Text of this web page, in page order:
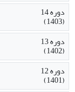
دوره 14
(1403)
دوره 13
(1402)
دوره 12
(1401)